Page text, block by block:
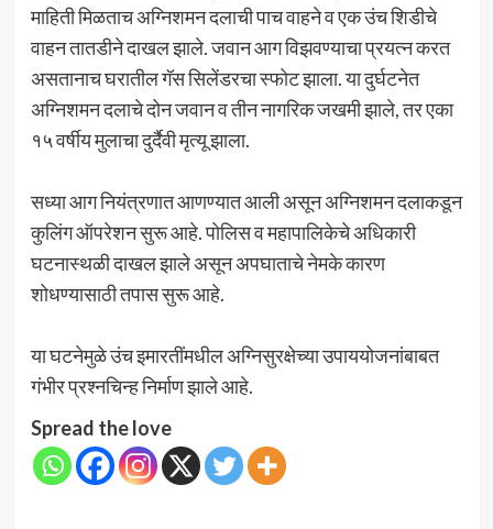
माहिती मिळताच अग्निशमन दलाची पाच वाहने व एक उंच शिडीचे
वाहन तातडीने दाखल झाले. जवान आग विझवण्याचा प्रयत्न करत
असतानाच घरातील गॅस सिलेंडरचा स्फोट झाला. या दुर्घटनेत
अग्निशमन दलाचे दोन जवान व तीन नागरिक जखमी झाले, तर एका
१५ वर्षीय मुलाचा दुर्दैवी मृत्यू झाला.
सध्या आग नियंत्रणात आणण्यात आली असून अग्निशमन दलाकडून
कुलिंग ऑपरेशन सुरू आहे. पोलिस व महापालिकेचे अधिकारी
घटनास्थळी दाखल झाले असून अपघाताचे नेमके कारण
शोधण्यासाठी तपास सुरू आहे.
या घटनेमुळे उंच इमारतींमधील अग्निसुरक्षेच्या उपाययोजनांबाबत
गंभीर प्रश्नचिन्ह निर्माण झाले आहे.
Spread the love